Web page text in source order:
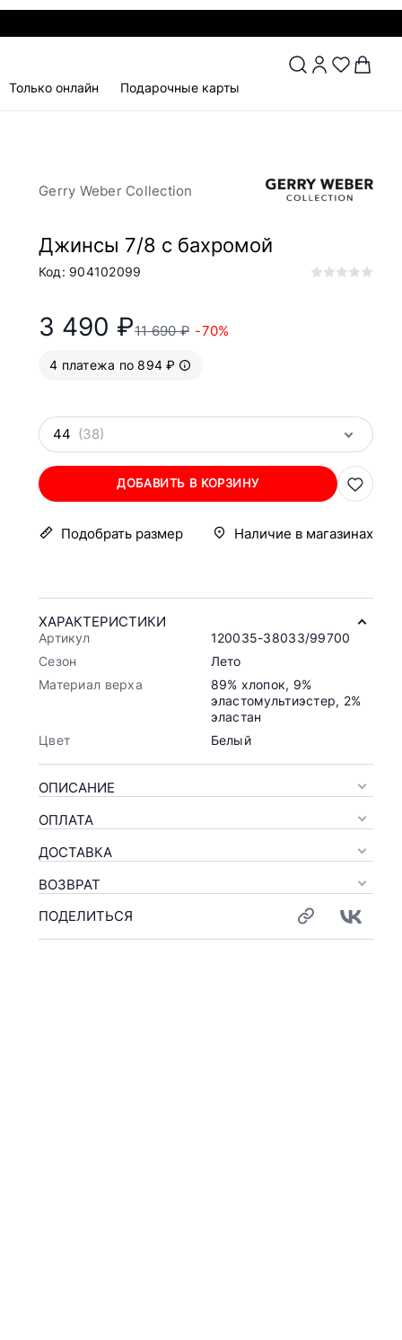
Только онлайн Подарочные карты
Gerry Weber Collection
Джинсы 7/8 с бахромой
Код: 904102099
3 490 ₽11 690 ₽ -70%
4 платежа по 894 ₽
44 (38)
ДОБАВИТЬ В КОРЗИНУ
Подобрать размер Наличие в магазинах
ХАРАКТЕРИСТИКИ
Артикул
120035-38033/99700
Сезон
Лето
Материал верха
89% хлопок, 9%
эластомультиэстер, 2%
эластан
Цвет
Белый
ОПИСАНИЕ
ОПЛАТА
ДОСТАВКА
ВОЗВРАТ
ПОДЕЛИТЬСЯ